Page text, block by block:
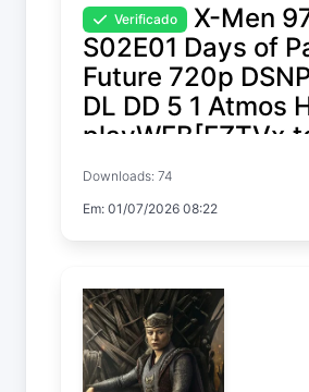
Verificado X-Men
S02E01 Days of
Future 720p
DL DD 5 1 Atmos
Temp. 2 EP. 1
Downloads: 74
Em: 01/07/2026 08:22